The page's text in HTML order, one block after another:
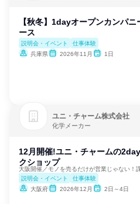
【秋冬】1dayオープンカンパニ
ース
説明会・イベント
仕事体験
兵庫県
2026年11月 1日
ユニ・チャーム株式会社
化学メーカー
12月開催!ユニ・チャームの
クショップ
説明会・イベント
仕事体験
大阪府
2026年12月 2日～4日